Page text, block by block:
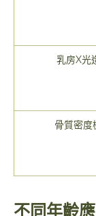
乳房X光
骨質密度
不同年齡